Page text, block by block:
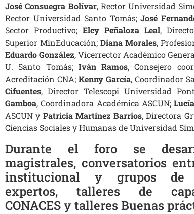
José Consuegra Bolívar, Rector Universidad
Rector Universidad Santo Tomás;José
Sector Productivo; Elcy Peñaloza Leal,
Superior MinEducación; Diana Morales,
Eduardo González, Vicerrector Académico
U. Santo Tomás; Iván Ramos, Consejero
Acreditación CNA;Kenny García, Coordinador
Cifuentes, Director Telescopi Universidad
Gamboa, Coordinadora Académica ASCUN;
ASCUN y Patricia Martínez Barrios, Directora
Ciencias Sociales y Humanas de Universidad
Durante el foro se
magistrales, conversatorios
institucional y grupos de
expertos, talleres de
CONACES y talleres Buenas